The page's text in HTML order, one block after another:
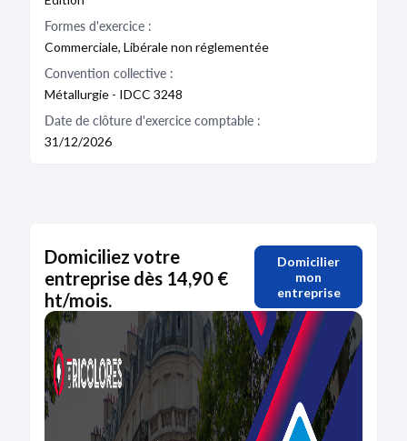
Formes d'exercice :
Commerciale, Libérale non réglementée
Convention collective :
Métallurgie - IDCC 3248
Date de clôture d'exercice comptable :
31/12/2026
Domiciliez votre
entreprise dès 14,90 €
ht/mois.
Domicilier
mon
entreprise